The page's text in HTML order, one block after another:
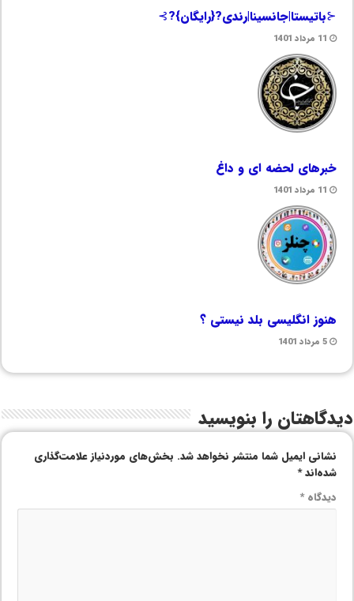
⊰باتیستا|جانسینا|رندی?{رایگان}?⊱
11 مرداد 1401
خبرهای لحضه ای و داغ
11 مرداد 1401
هنوز انگلیسی بلد نیستی ؟
5 مرداد 1401
دیدگاهتان را بنویسید
نشانی ایمیل شما منتشر نخواهد شد. بخش‌های موردنیاز علامت‌گذاری
شده‌اند*
دیدگاه*